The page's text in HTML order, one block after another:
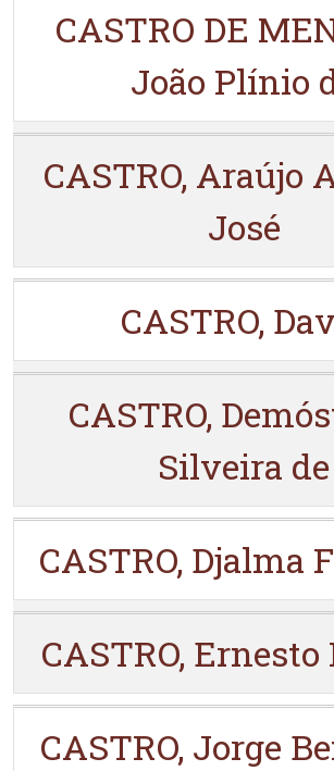
CASTRO DE
João Plínio
CASTRO, Araújo
José
CASTRO,
CASTRO,
Silveira de
CASTRO, Djalma
CASTRO,
CASTRO, Jorge